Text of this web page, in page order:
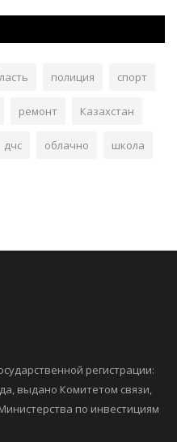
полиция спорт
ремонт Казахстан
дчс облачно школа
регистрации:
выдано Комитетом связи,
по инвестициям